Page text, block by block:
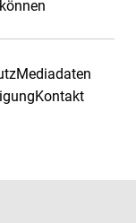
Mediadaten
Kontakt